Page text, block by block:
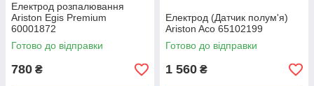
Електрод розпалювання
Ariston Egis Premium
60001872
Готово до відправки
780 ₴
Електрод (Датчик полум'я)
Ariston Aco 65102199
Готово до відправки
1 560 ₴